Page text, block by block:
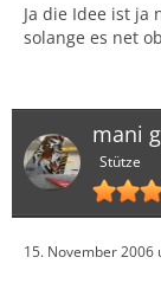
Ja die Idee ist ja
solange es net
mani
Stütze
15. November 2006